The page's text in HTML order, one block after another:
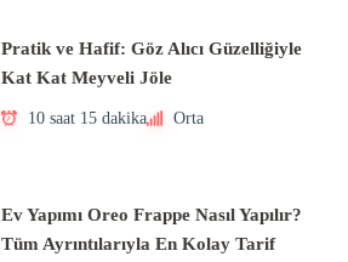
Pratik ve Hafif: Göz Alıcı Güzelliğiyle
Kat Kat Meyveli Jöle
10 saat 15 dakika Orta
Ev Yapımı Oreo Frappe Nasıl Yapılır?
Tüm Ayrıntılarıyla En Kolay Tarif